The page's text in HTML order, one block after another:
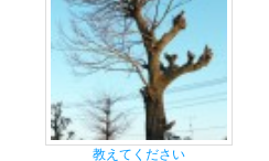
教えてください